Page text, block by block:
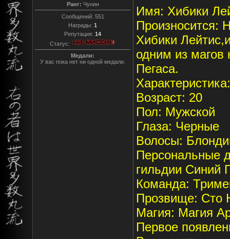
Ранг: Чунин
Сообщений: 551
Награды: 1
Репутация: 14
Статус:
Медали:
У вас пока нет ни одной медали.
Имя: Хибики
Произносится:
Хибики
одним из магов
Пегаса.
Возраст: 20
Пол: Мужской
Глаза: Черные
Волосы:
Персональные
гильдии Синий
Команда:
Прозвище: Сто
Магия: Магия
Первое